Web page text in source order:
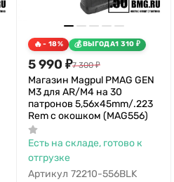
- 18% ВЫГОДА1 310 ₽
5 990 ₽7 300 ₽
Магазин Magpul PMAG GEN
M3 для AR/M4 на 30
патронов 5,56x45mm/.223
Rem с окошком (MAG556)
Есть на складе, готово к
отгрузке
Артикул 72210-556BLK